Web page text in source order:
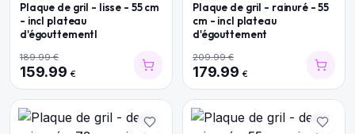
Plaque de gril - lisse - 55 cm
- incl plateau
d'égouttementl
189.99€
159.99 €
Plaque de gril - rainuré - 55
cm - incl plateau
d'égouttement
209.99€
179.99 €